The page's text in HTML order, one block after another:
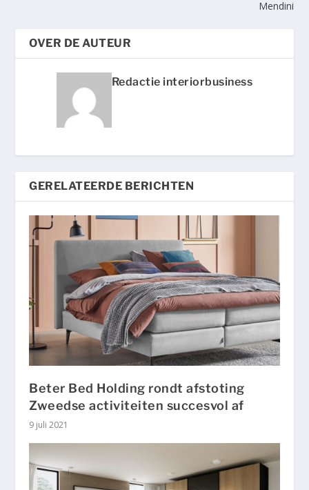
Mendini
OVER DE AUTEUR
Redactie interiorbusiness
GERELATEERDE BERICHTEN
Beter Bed Holding rondt afstoting
Zweedse activiteiten succesvol af
9 juli 2021